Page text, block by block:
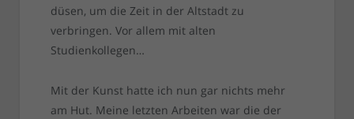
düsen, um die Zeit in der Altstadt zu
verbringen. Vor allem mit alten
Studienkollegen…
Mit der Kunst hatte ich nun gar nichts mehr
am Hut. Meine letzten Arbeiten war die der